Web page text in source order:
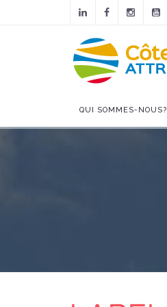
QUI SOMMES-NOUS?